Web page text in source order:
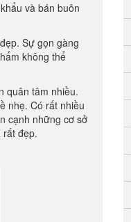
và bán buôn
Sự gọn gàng
không thể
quân tâm nhiều.
nhẹ. Có rất nhiều
cạnh những cơ sở
đẹp.